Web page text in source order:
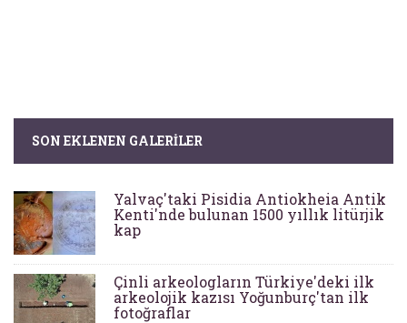
SON EKLENEN GALERILER
Yalvaç'taki Pisidia Antiokheia Antik
Kenti'nde bulunan 1500 yıllık litürjik
kap
Çinli arkeologların Türkiye'deki ilk
arkeolojik kazısı Yoğunburç'tan ilk
fotoğraflar